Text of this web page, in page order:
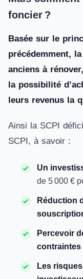
foncier ?
Basée sur le
précédemment,
anciens à
la possibilité
leurs revenus la
Ainsi la SCPI
SCPI, à savoir :
Un
de 5 000 €
Réduction
Percevoir
contraintes
Les